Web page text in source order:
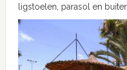
ligstoelen, parasol en